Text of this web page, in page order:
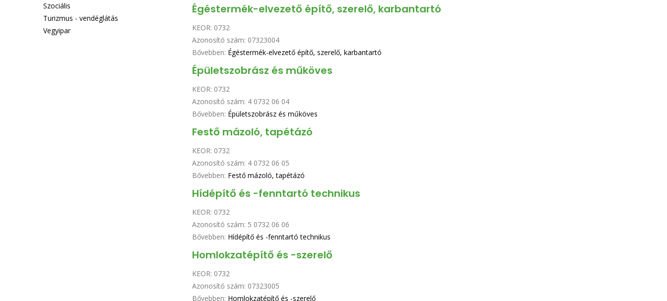
Égéstermék-elvezető építő, szerelő, karbantartó
KEOR: 0732
Azonosító szám: 07323004
Bővebben: Égéstermék-elvezető építő, szerelő, karbantartó
Épületszobrász és műköves
KEOR: 0732
Azonosító szám: 4 0732 06 04
Bővebben: Épületszobrász és műköves
Festő mázoló, tapétázó
KEOR: 0732
Azonosító szám: 4 0732 06 05
Bővebben: Festő mázoló, tapétázó
Hídépítő és -fenntartó technikus
KEOR: 0732
Azonosító szám: 5 0732 06 06
Bővebben: Hídépítő és -fenntartó technikus
Homlokzatépítő és -szerelő
KEOR: 0732
Azonosító szám: 07323005
Bővebben: Homlokzatépítő és -szerelő
Szociális
Turizmus - vendéglátás
Vegyipar